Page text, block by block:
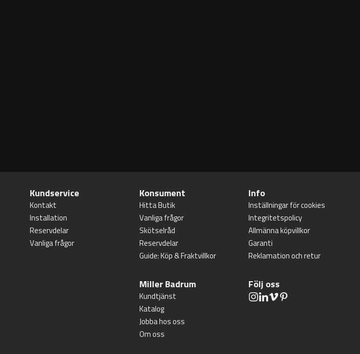
Kundservice
Kontakt
Installation
Reservdelar
Vanliga frågor
Konsument
Hitta Butik
Vanliga frågor
Skötselråd
Reservdelar
Guide: Köp & Fraktvillkor
Info
Inställningar för cookies
Integritetspolicy
Allmänna köpvillkor
Garanti
Reklamation och retur
Miller Badrum
Kundtjänst
Katalog
Jobba hos oss
Om oss
Följ oss